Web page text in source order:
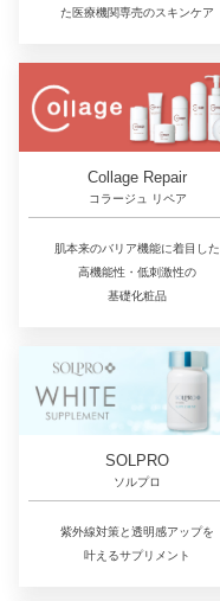
た医療機関専売のスキンケア
Collage Repair
コラージュ リペア
肌本来のバリア機能に着目した
高機能性・低刺激性の
基礎化粧品
SOLPRO
ソルプロ
紫外線対策と透明感アップを
叶えるサプリメント